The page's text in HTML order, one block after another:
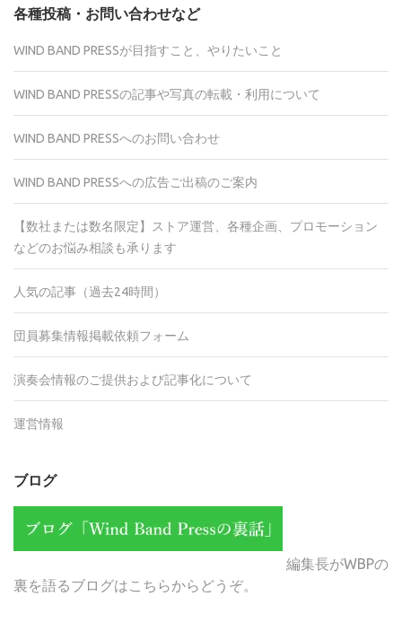
各種投稿・お問い合わせなど
WIND BAND PRESSが目指すこと、やりたいこと
WIND BAND PRESSの記事や写真の転載・利用について
WIND BAND PRESSへのお問い合わせ
WIND BAND PRESSへの広告ご出稿のご案内
【数社または数名限定】ストア運営、各種企画、プロモーション
などのお悩み相談も承ります
人気の記事（過去24時間）
団員募集情報掲載依頼フォーム
演奏会情報のご提供および記事化について
運営情報
ブログ
編集長がWBPの
裏を語るブログはこちらからどうぞ。